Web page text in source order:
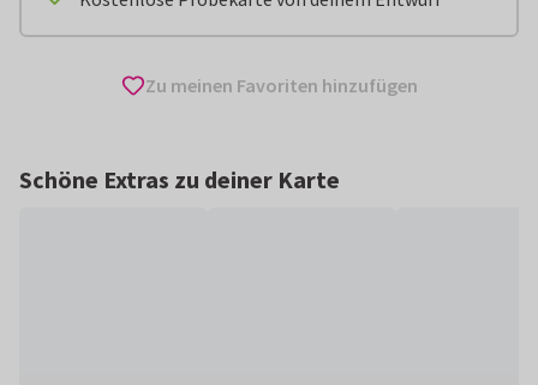
Zu meinen Favoriten hinzufügen
Schöne Extras zu deiner Karte